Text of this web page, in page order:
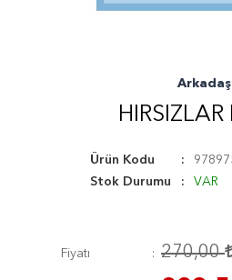
Arkadaş
HIRSIZLAR
Ürün Kodu
Stok Durumu
VAR
Fiyatı 270,00